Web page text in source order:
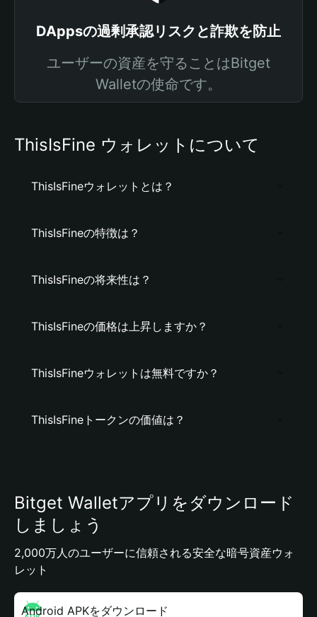
DAppsの過剰承認リスクと詐欺を防止
ユーザーの資産を守ることはBitget
Walletの使命です。
ThisIsFine ウォレットについて
ThisIsFineウォレットとは？
ThisIsFineの特徴は？
ThisIsFineの将来性は？
ThisIsFineの価格は上昇しますか？
ThisIsFineウォレットは無料ですか？
ThisIsFineトークンの価値は？
Bitget Walletアプリをダウンロード
しましょう
2,000万人のユーザーに信頼される安全な暗号資産ウォ
レット
Android APKをダウンロード